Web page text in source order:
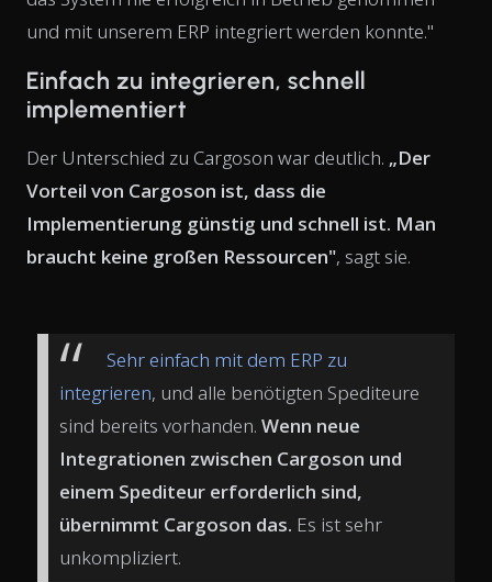
und mit unserem ERP integriert werden konnte."
Einfach zu integrieren, schnell
implementiert
Der Unterschied zu Cargoson war deutlich. „Der
Vorteil von Cargoson ist, dass die
Implementierung günstig und schnell ist. Man
braucht keine großen Ressourcen", sagt sie.
Sehr einfach mit dem ERP zu
integrieren, und alle benötigten Spediteure
sind bereits vorhanden. Wenn neue
Integrationen zwischen Cargoson und
einem Spediteur erforderlich sind,
übernimmt Cargoson das. Es ist sehr
unkompliziert.